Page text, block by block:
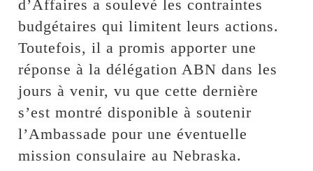
d’Affaires a soulevé les contraintes
budgétaires qui limitent leurs actions.
Toutefois, il a promis apporter une
réponse à la délégation ABN dans les
jours à venir, vu que cette dernière
s’est montré disponible à soutenir
l’Ambassade pour une éventuelle
mission consulaire au Nebraska.